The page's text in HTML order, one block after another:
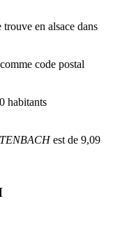
trouve en alsace dans
code postal
habitants
est de 9,09